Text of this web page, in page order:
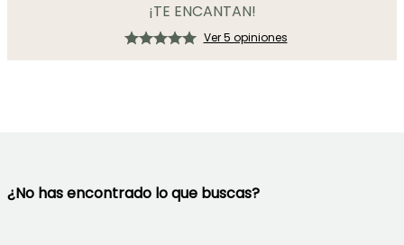
¡TE ENCANTAN!
Ver 5 opiniones
¿No has encontrado lo que buscas?